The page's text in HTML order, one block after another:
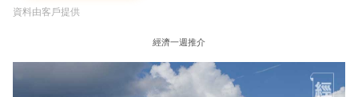
資料由客戶提供
經濟一週推介